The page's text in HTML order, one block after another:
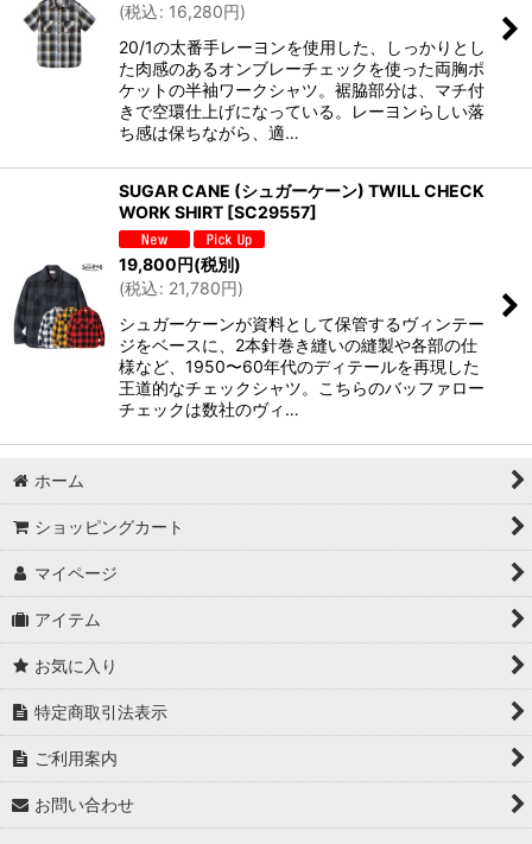
(税込: 16,280円)
20/1の太番手レーヨンを使用した、しっかりとし
た肉感のあるオンブレーチェックを使った両胸ポ
ケットの半袖ワークシャツ。裾脇部分は、マチ付
きで空環仕上げになっている。レーヨンらしい落
ち感は保ちながら、適…
SUGAR CANE (シュガーケーン) TWILL CHECK
WORK SHIRT [SC29557]
19,800円(税別)
(税込: 21,780円)
シュガーケーンが資料として保管するヴィンテー
ジをベースに、2本針巻き縫いの縫製や各部の仕
様など、1950〜60年代のディテールを再現した
王道的なチェックシャツ。こちらのバッファロー
チェックは数社のヴィ…
ホーム
ショッピングカート
マイページ
アイテム
お気に入り
特定商取引法表示
ご利用案内
お問い合わせ